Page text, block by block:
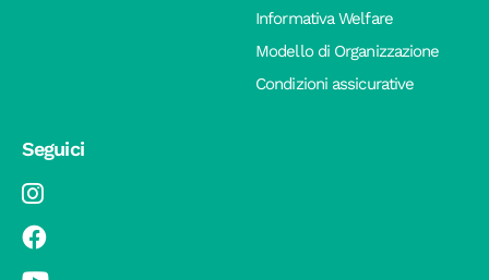
Informativa Welfare
Modello di Organizzazione
Condizioni assicurative
Seguici